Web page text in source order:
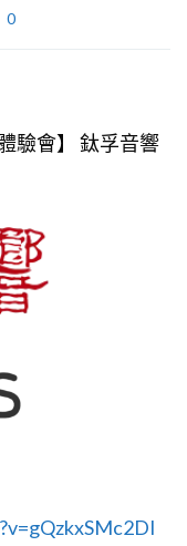
0
驗會】 鈦孚音響